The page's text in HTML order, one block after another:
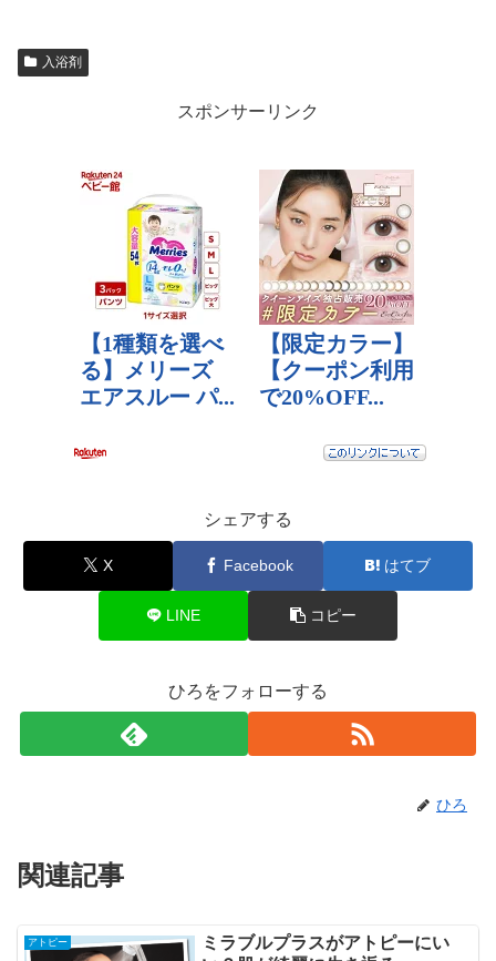
入浴剤
スポンサーリンク
シェアする
X Facebook はてブ
LINE コピー
ひろをフォローする
ひろ
関連記事
アトピー
ミラブルプラスがアトピーにい